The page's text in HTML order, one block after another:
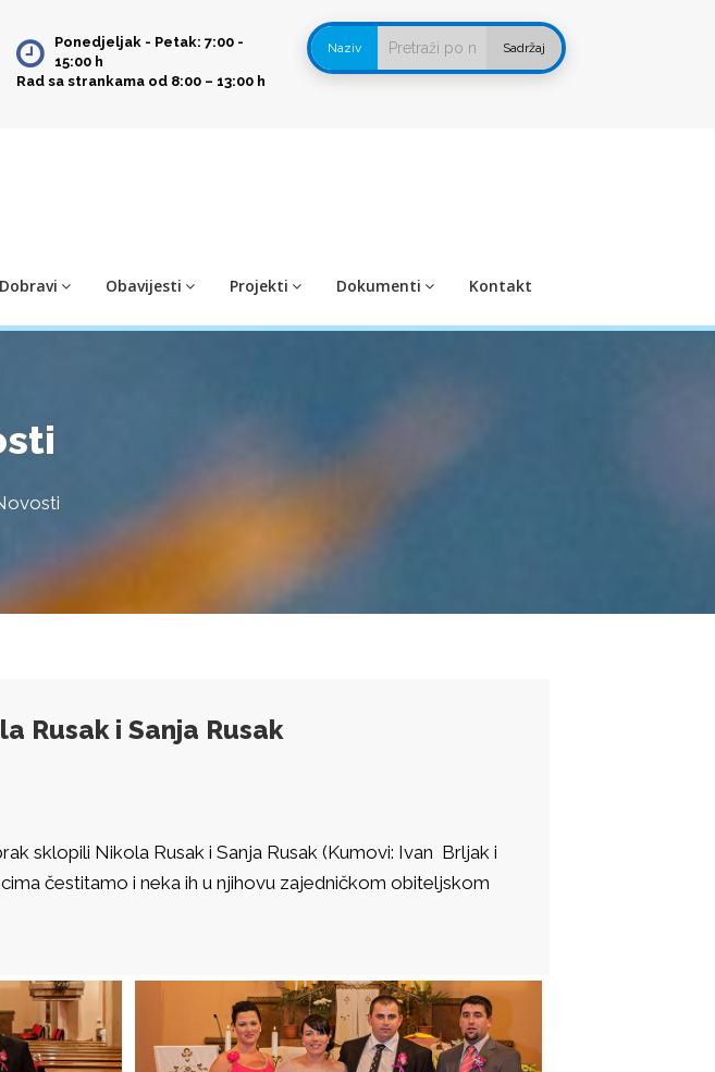
Ponedjeljak - Petak: 7:00 -
15:00 h
Rad sa strankama od 8:00 – 13:00 h
Naziv Sadržaj
Obavijesti Projekti Dokumenti Kontakt
Rusak i Sanja Rusak
sklopili Nikola Rusak i Sanja Rusak (Kumovi: Ivan Brljak i
čestitamo i neka ih u njihovu zajedničkom obiteljskom